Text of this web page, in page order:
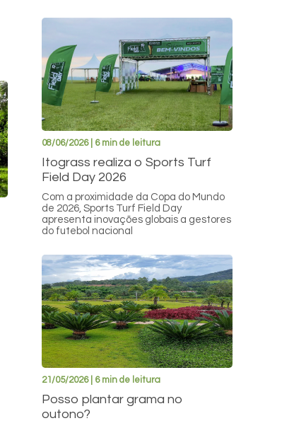
08/06/2026 | 6 min de leitura
Itograss realiza o Sports Turf
Field Day 2026
Com a proximidade da Copa do Mundo
de 2026, Sports Turf Field Day
apresenta inovações globais a gestores
do futebol nacional
21/05/2026 | 6 min de leitura
Posso plantar grama no
outono?